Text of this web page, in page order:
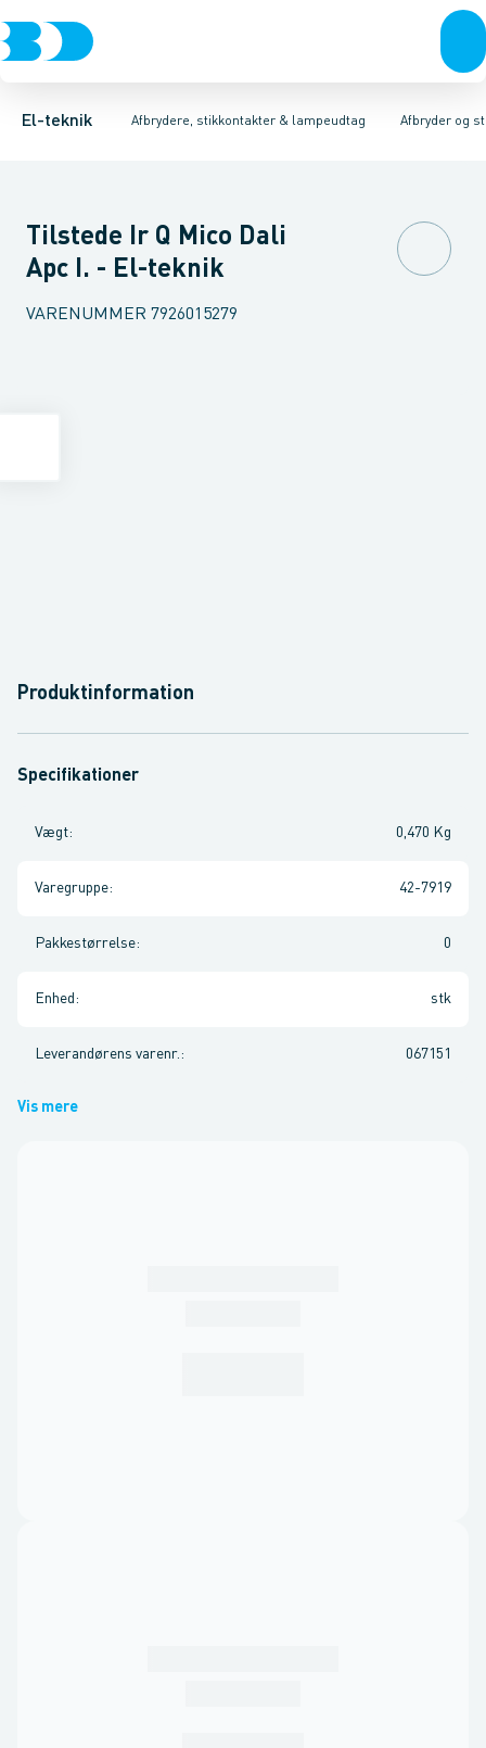
El-teknik Afbrydere, stikkontakter & lampeudtag
Afbrydere, stikkontakter & lampeudtagForgreningsmateriel
Afbryder og
Afbryder og stikdåsemateriel
Afbryder og stikkontakt kombinationInstallationsafbryder
Tilstede Ir Q Mico Dali
Apc I. - El-teknik
VARENUMMER 7926015279
Produktinformation
Specifikationer
Vægt: 0,470 Kg
Varegruppe: 42-7919
Pakkestørrelse: 0
Enhed : stk
Leverandørens varenr. : 067151
Vis mere